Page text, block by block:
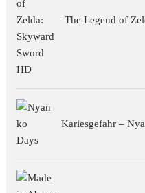
The Legend of
Kariesgefahr –